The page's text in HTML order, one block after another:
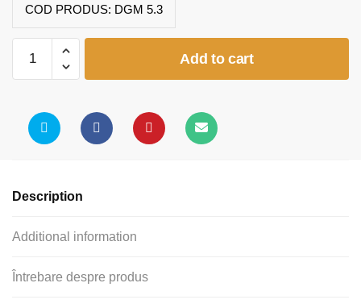
COD PRODUS: DGM 5.3
pentru
stivuibil
quantity
Add to cart
Description
Additional information
Întrebare despre produs